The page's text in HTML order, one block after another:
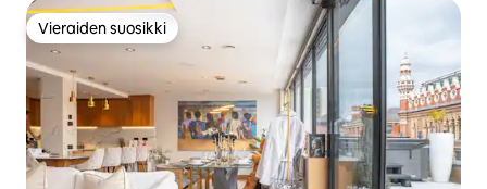
Vieraiden suosikki
Vieraiden suosikki